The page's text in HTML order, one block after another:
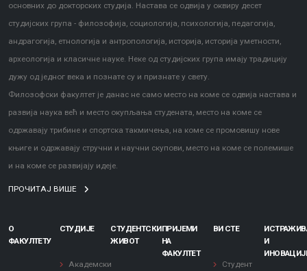
основних до докторских студија. Настава се одвија у оквиру десет
студијских група - филозофија, социологија, психологија, педагогија,
андрагогија, етнологија и антропологија, историја, историја уметности,
археологија и класичне науке. Неке од студијских група имају традицију
дужу од једног века и познате су и признате у свету.
Филозофски факултет је данас не само место на коме се одвија настава и
развија наука већ и место окупљања студената, место на коме се
одржавају трибине и спортска такмичења, на коме се промовишу нове
књиге и одржавају стручни и научни скупови, место на коме се полемише
и на коме се развијају идеје.
ПРОЧИТАЈ ВИШЕ
О
ФАКУЛТЕТУ
СТУДИЈЕ
Академски
СТУДЕНТСКИ
ЖИВОТ
ПРИЈЕМИ
НА
ФАКУЛТЕТ
ВИ СТЕ
Студент
И